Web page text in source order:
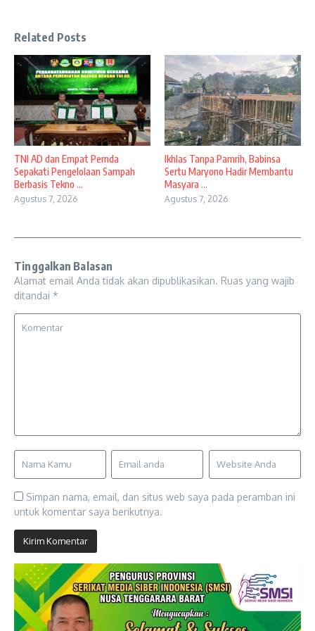
Related Posts
TNI AD dan Empat Pemda
Sepakati Pengelolaan Sampah
Berbasis Tekno ...
Agustus 7, 2026
Ikhlas Tanpa Pamrih, Babinsa
Sertu Maryono Hadir Membantu
Masyara ...
Agustus 7, 2026
Tinggalkan Balasan
Alamat email Anda tidak akan dipublikasikan. Ruas yang wajib
ditandai *
Simpan nama, email, dan situs web saya pada peramban ini
untuk komentar saya berikutnya.